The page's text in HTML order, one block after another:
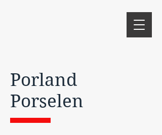
Porland
Porselen